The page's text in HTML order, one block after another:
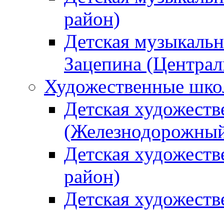
район)
Детская
Зацепина
Художественные
Детская
Детская
район)
Детская